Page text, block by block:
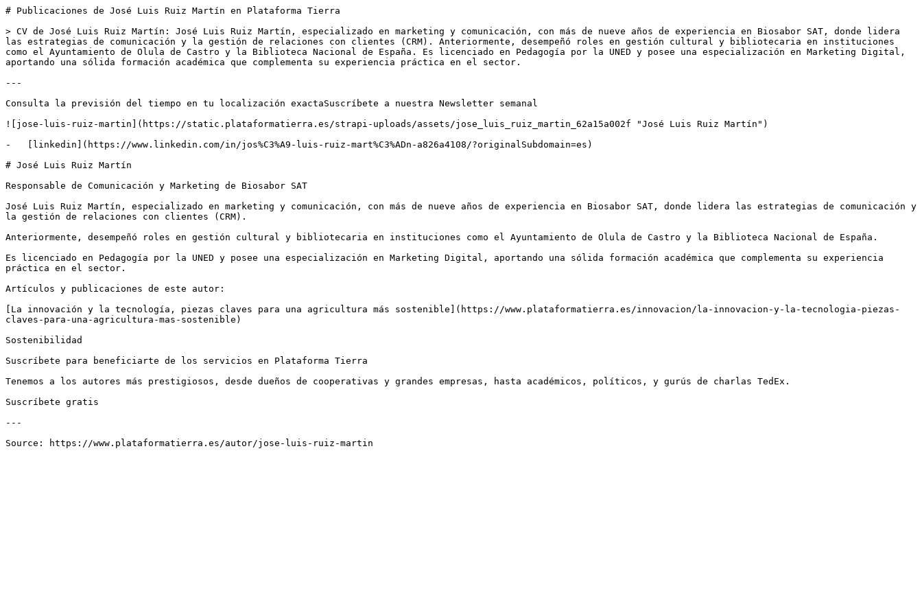
# Publicaciones de José Luis Ruiz Martín en Plataforma Tierra
> CV de José Luis Ruiz Martín: José Luis Ruiz Martín, especializado en marketing y comunicación, con más de nueve años de experiencia en Biosabor SAT, donde lidera
las estrategias de comunicación y la gestión de relaciones con clientes (CRM). Anteriormente, desempeñó roles en gestión cultural y bibliotecaria en instituciones
como el Ayuntamiento de Olula de Castro y la Biblioteca Nacional de España. Es licenciado en Pedagogía por la UNED y posee una especialización en Marketing Digital,
aportando una sólida formación académica que complementa su experiencia práctica en el sector.
---
Consulta la previsión del tiempo en tu localización exactaSuscríbete a nuestra Newsletter semanal
![jose-luis-ruiz-martin](https://static.plataformatierra.es/strapi-uploads/assets/jose_luis_ruiz_martin_62a15a002f "José Luis Ruiz Martín")
-   [linkedin](https://www.linkedin.com/in/jos%C3%A9-luis-ruiz-mart%C3%ADn-a826a4108/?originalSubdomain=es)
# José Luis Ruiz Martín
Responsable de Comunicación y Marketing de Biosabor SAT
José Luis Ruiz Martín, especializado en marketing y comunicación, con más de nueve años de experiencia en Biosabor SAT, donde lidera las estrategias de comunicación y
la gestión de relaciones con clientes (CRM).
Anteriormente, desempeñó roles en gestión cultural y bibliotecaria en instituciones como el Ayuntamiento de Olula de Castro y la Biblioteca Nacional de España.
Es licenciado en Pedagogía por la UNED y posee una especialización en Marketing Digital, aportando una sólida formación académica que complementa su experiencia
práctica en el sector.
Artículos y publicaciones de este autor:
[La innovación y la tecnología, piezas claves para una agricultura más sostenible](https://www.plataformatierra.es/innovacion/la-innovacion-y-la-tecnologia-piezas-
claves-para-una-agricultura-mas-sostenible)
Sostenibilidad
Suscríbete para beneficiarte de los servicios en Plataforma Tierra
Tenemos a los autores más prestigiosos, desde dueños de cooperativas y grandes empresas, hasta académicos, políticos, y gurús de charlas TedEx.
Suscríbete gratis
---